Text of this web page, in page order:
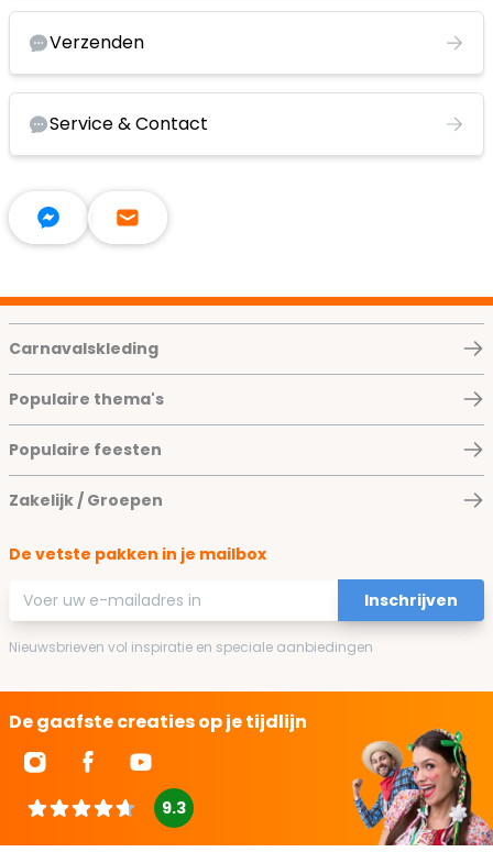
Verzenden
Service & Contact
Carnavalskleding
Populaire thema's
Populaire feesten
Zakelijk / Groepen
De vetste pakken in je mailbox
E-mailadres
Inschrijven
Nieuwsbrieven vol inspiratie en speciale aanbiedingen
De gaafste creaties op je tijdlijn
9.3